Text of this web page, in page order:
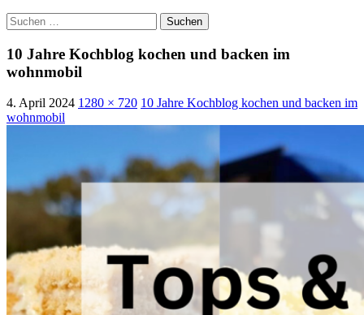
Suchen
nach:
10 Jahre Kochblog kochen und backen im
wohnmobil
4. April 2024 1280 × 720 10 Jahre Kochblog kochen und backen im
wohnmobil